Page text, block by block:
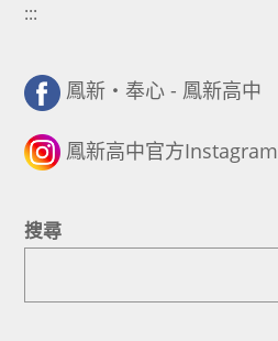
:::
鳳新・奉心 - 鳳新高中
鳳新高中官方Instagram
搜尋